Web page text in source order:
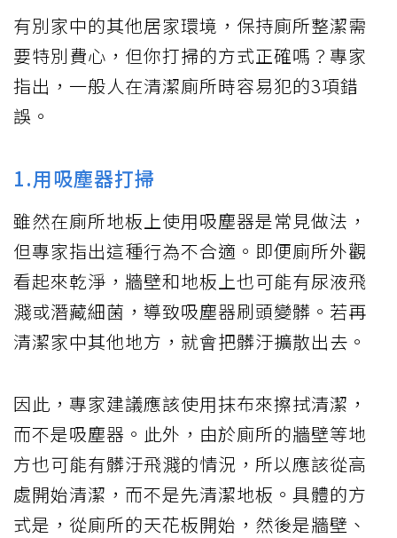
有別家中的其他居家環境，保持廁所整潔需
要特別費心，但你打掃的方式正確嗎？專家
指出，一般人在清潔廁所時容易犯的3項錯
誤。
1.用吸塵器打掃
雖然在廁所地板上使用吸塵器是常見做法，
但專家指出這種行為不合適。即便廁所外觀
看起來乾淨，牆壁和地板上也可能有尿液飛
濺或潛藏細菌，導致吸塵器刷頭變髒。若再
清潔家中其他地方，就會把髒汙擴散出去。
因此，專家建議應該使用抹布來擦拭清潔，
而不是吸塵器。此外，由於廁所的牆壁等地
方也可能有髒汙飛濺的情況，所以應該從高
處開始清潔，而不是先清潔地板。具體的方
式是，從廁所的天花板開始，然後是牆壁、